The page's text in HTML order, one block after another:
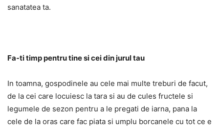
sanatatea ta.
Fa-ti timp pentru tine si cei din jurul tau
In toamna, gospodinele au cele mai multe treburi de facut,
de la cei care locuiesc la tara si au de cules fructele si
legumele de sezon pentru a le pregati de iarna, pana la
cele de la oras care fac piata si umplu borcanele cu tot ce e